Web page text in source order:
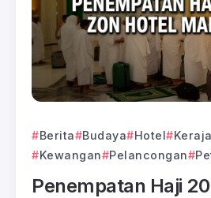
Berita Budaya Hotel
Kewangan
Pelancongan
Penempatan Haji